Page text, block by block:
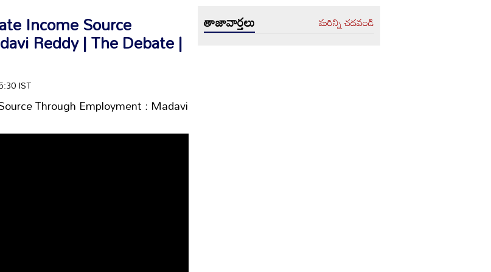
Income Source
Reddy | The Debate |
IST
Through Employment : Madavi
తాజావార్తలు మరిన్ని చదవండి